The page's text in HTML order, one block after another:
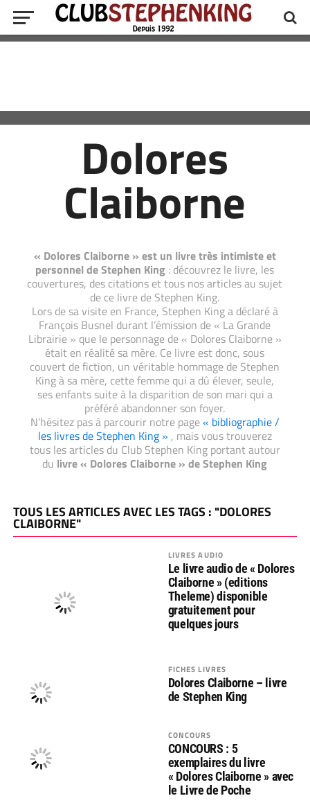
Dolores
Claiborne
« Dolores Claiborne » est un livre très intimiste et
personnel de Stephen King : découvrez le livre, les
couvertures, des citations et tous nos articles au sujet
de ce livre de Stephen King.
Lors de sa visite en France, Stephen King a déclaré à
François Busnel durant l’émission de « La Grande
Librairie » que le personnage de « Dolores Claiborne »
était en réalité sa mère. Ce livre est donc, sous
couvert de fiction, un véritable hommage de Stephen
King à sa mère, cette femme qui a dû élever, seule,
ses enfants suite à la disparition de son mari qui a
préféré abandonner son foyer.
N’hésitez pas à parcourir notre page« bibliographie /
les livres de Stephen King » , mais vous trouverez
tous les articles du Club Stephen King portant autour
du livre « Dolores Claiborne » de Stephen King
TOUS LES ARTICLES AVEC LES TAGS : "DOLORES
CLAIBORNE"
LIVRES AUDIO
Le livre audio de « Dolores
Claiborne » (editions
Theleme) disponible
gratuitement pour
quelques jours
FICHES LIVRES
Dolores Claiborne – livre
de Stephen King
CONCOURS
CONCOURS : 5
exemplaires du livre
« Dolores Claiborne » avec
le Livre de Poche